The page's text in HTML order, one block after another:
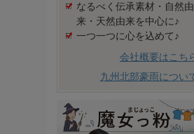
なるべく伝承素材・自然由
来・天然由来を中心に♪
一つ一つに心を込めて♪
会社概要はこち
九州北部豪雨につい